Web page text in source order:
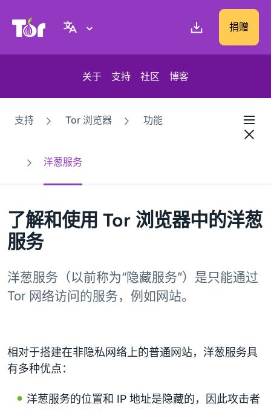
Tor Project 网站 捐赠
关于 支持 社区 博客
支持 Tor 浏览器 功能
洋葱服务
了解和使用 Tor 浏览器中的洋葱
服务
洋葱服务（以前称为“隐藏服务”）是只能通过
Tor 网络访问的服务，例如网站。
相对于搭建在非隐私网络上的普通网站，洋葱服务具
有多种优点：
洋葱服务的位置和 IP 地址是隐藏的，因此攻击者